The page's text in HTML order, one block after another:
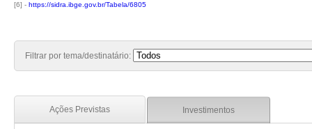
[6] - https://sidra.ibge.gov.br/Tabela/6805
Filtrar por tema/destinatário:
Ações Previstas Investimentos